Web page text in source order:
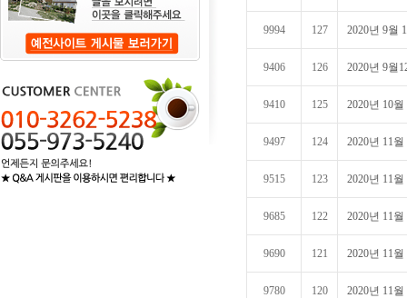
9994 127 2020년 9월
9406 126 2020년 9월
9410 125 2020년 10
9497 124 2020년 11
9515 123 2020년 11
9685 122 2020년 11
9690 121 2020년 11
9780 120 2020년 11